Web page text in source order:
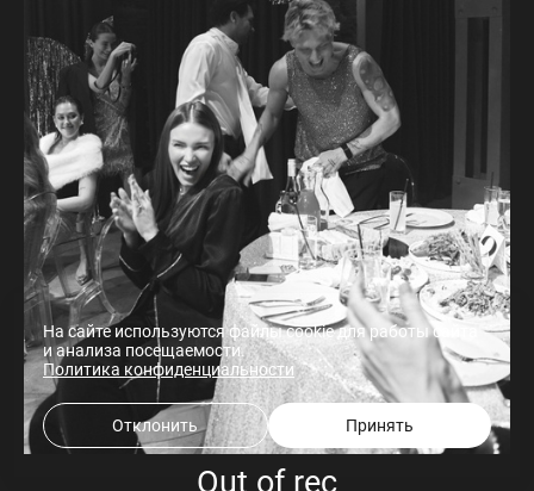
Out of rec
На сайте используются файлы cookie для работы сайта
и анализа посещаемости.
Политика конфиденциальности
Отклонить Принять